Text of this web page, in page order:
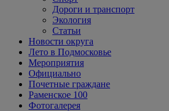
Дороги и транспорт
Экология
Статьи
Новости округа
Лето в Подмосковье
Мероприятия
Официально
Почетные граждане
Раменское 100
Фотогалерея